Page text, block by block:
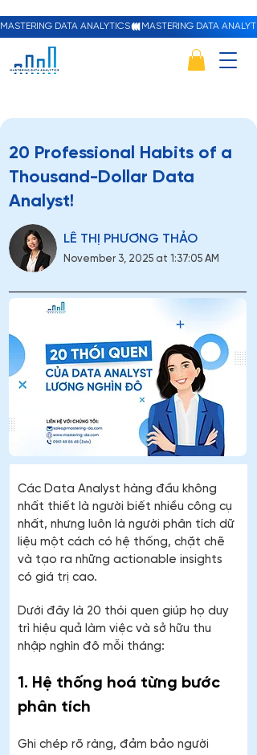
MASTERING DATA ANALYTICS
20 Professional Habits of a
Thousand-Dollar Data
Analyst!
LÊ THỊ PHƯƠNG THẢO
November 3, 2025 at 1:37:05 AM
Các Data Analyst hàng đầu không
nhất thiết là người biết nhiều công cụ
nhất, nhưng luôn là người phân tích dữ
liệu một cách có hệ thống, chặt chẽ
và tạo ra những actionable insights
có giá trị cao.
Dưới đây là 20 thói quen giúp họ duy
trì hiệu quả làm việc và sở hữu thu
nhập nghìn đô mỗi tháng:
1. Hệ thống hoá từng bước
phân tích
Ghi chép rõ ràng, đảm bảo người